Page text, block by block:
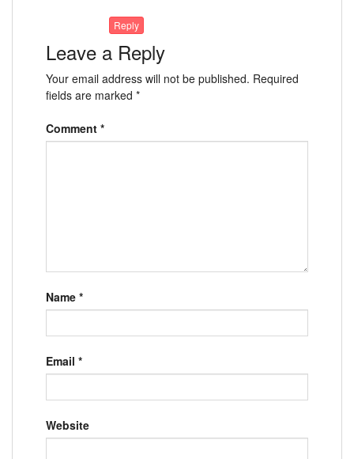
Reply
Leave a Reply
Your email address will not be published. Required
fields are marked *
Comment *
Name *
Email *
Website